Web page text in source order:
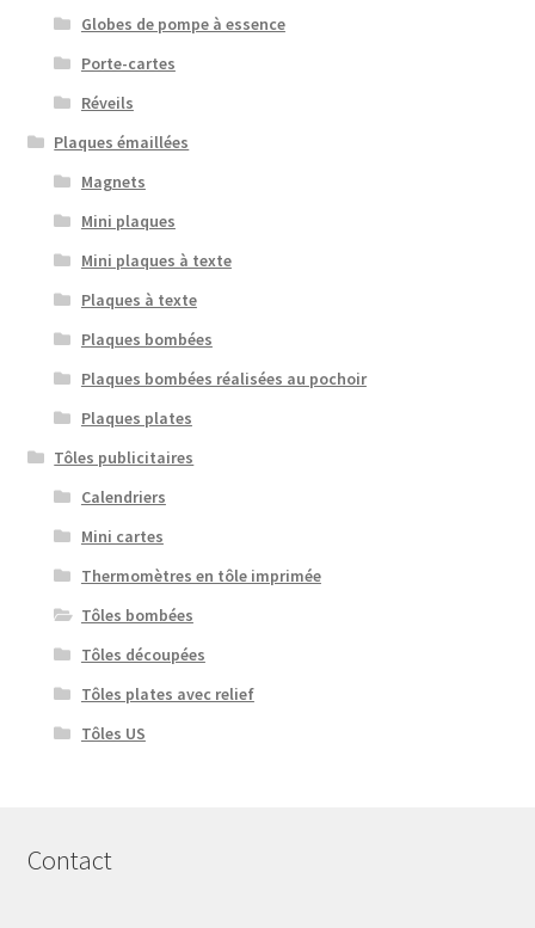
Globes de pompe à essence
Porte-cartes
Réveils
Plaques émaillées
Magnets
Mini plaques
Mini plaques à texte
Plaques à texte
Plaques bombées
Plaques bombées réalisées au pochoir
Plaques plates
Tôles publicitaires
Calendriers
Mini cartes
Thermomètres en tôle imprimée
Tôles bombées
Tôles découpées
Tôles plates avec relief
Tôles US
Contact